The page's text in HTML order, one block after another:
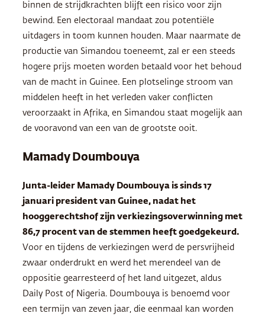
binnen de strijdkrachten blijft een risico voor zijn
bewind. Een electoraal mandaat zou potentiële
uitdagers in toom kunnen houden. Maar naarmate de
productie van Simandou toeneemt, zal er een steeds
hogere prijs moeten worden betaald voor het behoud
van de macht in Guinee. Een plotselinge stroom van
middelen heeft in het verleden vaker conflicten
veroorzaakt in Afrika, en Simandou staat mogelijk aan
de vooravond van een van de grootste ooit.
Mamady Doumbouya
Junta-leider Mamady Doumbouya is sinds 17
januari president van Guinee, nadat het
hooggerechtshof zijn verkiezingsoverwinning met
86,7 procent van de stemmen heeft goedgekeurd.
Voor en tijdens de verkiezingen werd de persvrijheid
zwaar onderdrukt en werd het merendeel van de
oppositie gearresteerd of het land uitgezet, aldus
Daily Post of Nigeria. Doumbouya is benoemd voor
een termijn van zeven jaar, die eenmaal kan worden